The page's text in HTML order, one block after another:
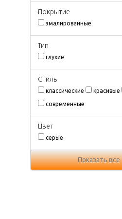
Покрытиe
эмалированные
Тип
глухие
Стиль
классические красивые
современные
Цвeт
серые
Показать все